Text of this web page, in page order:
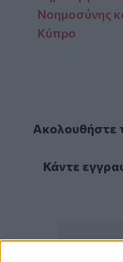
Νοημοσύνης
Κύπρο
Ακολουθήστε
Κάντε